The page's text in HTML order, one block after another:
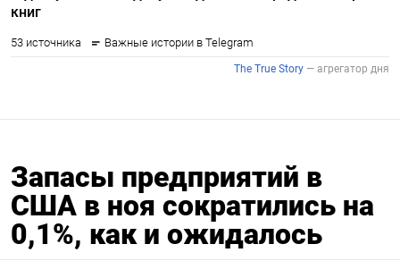
Запасы предприятий в
США в ноя сократились на
0,1%, как и ожидалось